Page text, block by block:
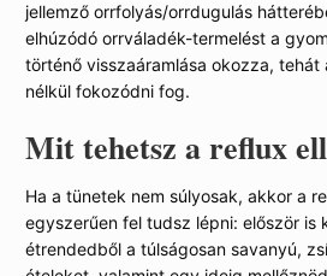
jellemző orrfolyás/orrdugulás
elhúzódó orrváladék-termelést a
történő visszaáramlása okozza,
nélkül fokozódni fog.
Mit tehetsz a reflux
Ha a tünetek nem súlyosak, akkor a
egyszerűen fel tudsz lépni: először is
étrendedből a túlságosan savanyú,